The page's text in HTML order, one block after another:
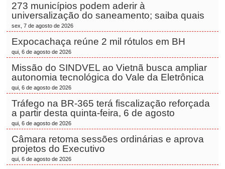
273 municípios podem aderir à
universalização do saneamento; saiba quais
sex, 7 de agosto de 2026
Expocachaça reúne 2 mil rótulos em BH
qui, 6 de agosto de 2026
Missão do SINDVEL ao Vietnã busca ampliar
autonomia tecnológica do Vale da Eletrônica
qui, 6 de agosto de 2026
Tráfego na BR-365 terá fiscalização reforçada
a partir desta quinta-feira, 6 de agosto
qui, 6 de agosto de 2026
Câmara retoma sessões ordinárias e aprova
projetos do Executivo
qui, 6 de agosto de 2026